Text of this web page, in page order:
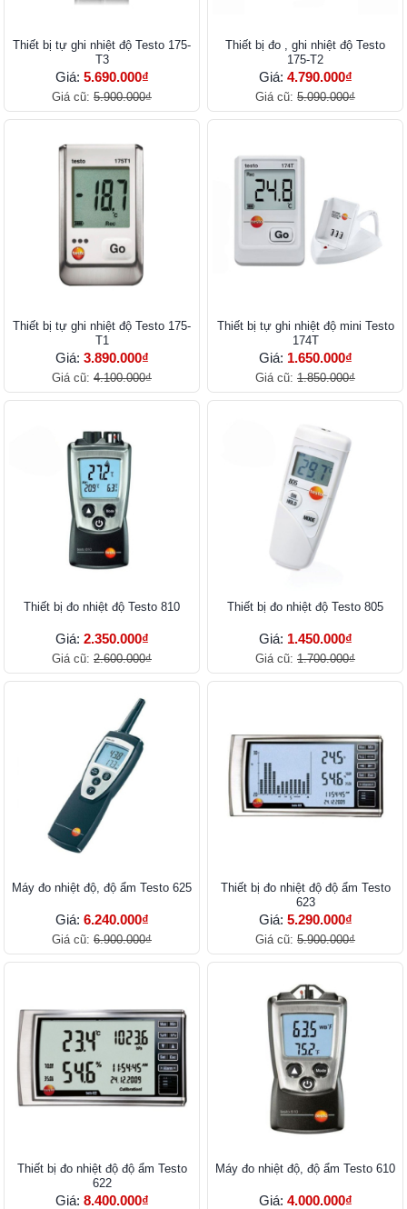
Thiết bị tự ghi nhiệt độ Testo 175-
T3
Giá: 5.690.000₫
Giá cũ: 5.900.000₫
Thiết bị đo , ghi nhiệt độ Testo
175-T2
Giá: 4.790.000₫
Giá cũ: 5.090.000₫
Thiết bị tự ghi nhiệt độ Testo 175-
T1
Giá: 3.890.000₫
Giá cũ: 4.100.000₫
Thiết bị tự ghi nhiệt độ mini Testo
174T
Giá: 1.650.000₫
Giá cũ: 1.850.000₫
Thiết bị đo nhiệt độ Testo 810
Giá: 2.350.000₫
Giá cũ: 2.600.000₫
Thiết bị đo nhiệt độ Testo 805
Giá: 1.450.000₫
Giá cũ: 1.700.000₫
Máy đo nhiệt độ, độ ẩm Testo 625
Giá: 6.240.000₫
Giá cũ: 6.900.000₫
Thiết bị đo nhiệt độ độ ẩm Testo
623
Giá: 5.290.000₫
Giá cũ: 5.900.000₫
Thiết bị đo nhiệt độ độ ẩm Testo
622
Giá: 8.400.000₫
Máy đo nhiệt độ, độ ẩm Testo 610
Giá: 4.000.000₫